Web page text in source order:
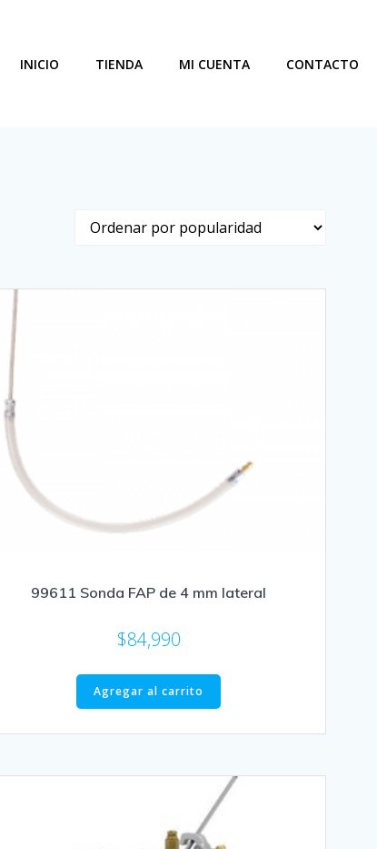
INICIO TIENDA MI CUENTA CONTACTO
99611 Sonda FAP de 4 mm lateral
$84,990
Agregar al carrito